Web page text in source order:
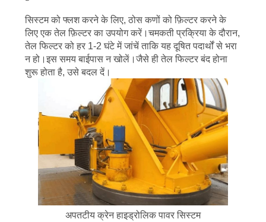
सिस्टम को फ्लश करने के लिए, ठोस कणों को फ़िल्टर करने के
लिए एक तेल फ़िल्टर का उपयोग करें।चमकती प्रक्रिया के दौरान,
तेल फिल्टर को हर 1-2 घंटे में जांचें ताकि यह दूषित पदार्थों से भरा
न हो।इस समय बाईपास न खोलें।जैसे ही तेल फिल्टर बंद होना
शुरू होता है, उसे बदल दें।
अपतटीय क्रेन हाइड्रोलिक पावर सिस्टम